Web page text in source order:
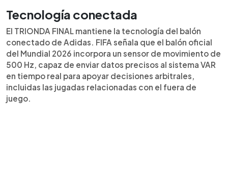
Tecnología conectada
El TRIONDA FINAL mantiene la tecnología del balón
conectado de Adidas. FIFA señala que el balón oficial
del Mundial 2026 incorpora un sensor de movimiento de
500 Hz, capaz de enviar datos precisos al sistema VAR
en tiempo real para apoyar decisiones arbitrales,
incluidas las jugadas relacionadas con el fuera de
juego.